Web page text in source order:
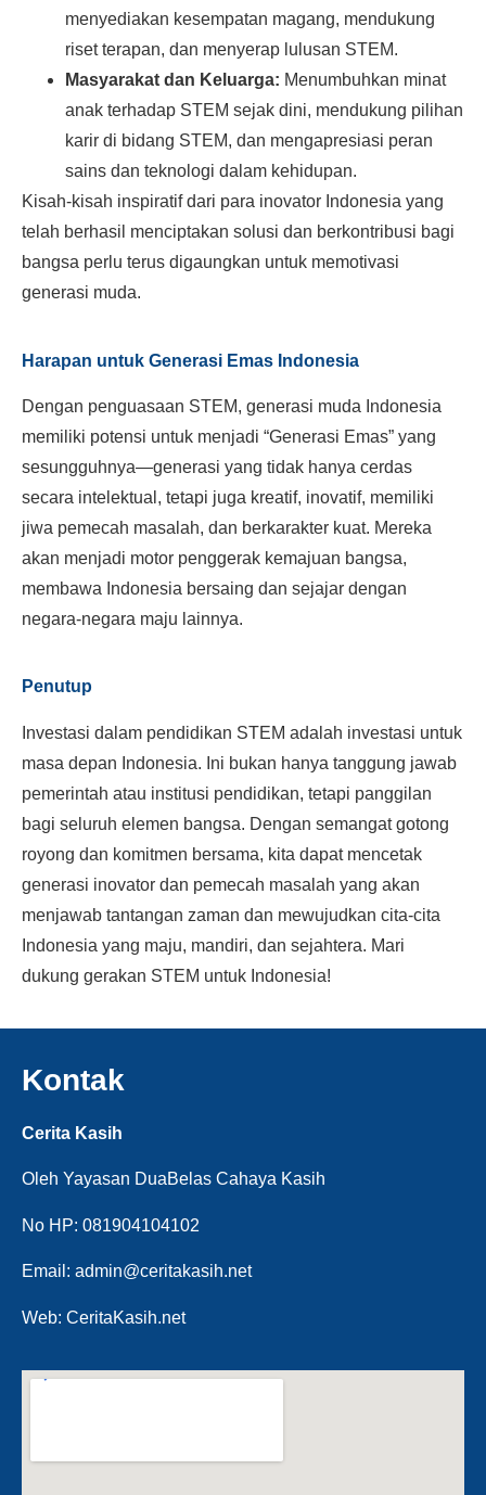
menyediakan kesempatan magang, mendukung
riset terapan, dan menyerap lulusan STEM.
Masyarakat dan Keluarga: Menumbuhkan minat
anak terhadap STEM sejak dini, mendukung pilihan
karir di bidang STEM, dan mengapresiasi peran
sains dan teknologi dalam kehidupan.
Kisah-kisah inspiratif dari para inovator Indonesia yang
telah berhasil menciptakan solusi dan berkontribusi bagi
bangsa perlu terus digaungkan untuk memotivasi
generasi muda.
Harapan untuk Generasi Emas Indonesia
Dengan penguasaan STEM, generasi muda Indonesia
memiliki potensi untuk menjadi “Generasi Emas” yang
sesungguhnya—generasi yang tidak hanya cerdas
secara intelektual, tetapi juga kreatif, inovatif, memiliki
jiwa pemecah masalah, dan berkarakter kuat. Mereka
akan menjadi motor penggerak kemajuan bangsa,
membawa Indonesia bersaing dan sejajar dengan
negara-negara maju lainnya.
Penutup
Investasi dalam pendidikan STEM adalah investasi untuk
masa depan Indonesia. Ini bukan hanya tanggung jawab
pemerintah atau institusi pendidikan, tetapi panggilan
bagi seluruh elemen bangsa. Dengan semangat gotong
royong dan komitmen bersama, kita dapat mencetak
generasi inovator dan pemecah masalah yang akan
menjawab tantangan zaman dan mewujudkan cita-cita
Indonesia yang maju, mandiri, dan sejahtera. Mari
dukung gerakan STEM untuk Indonesia!
Kontak
Cerita Kasih
Oleh Yayasan DuaBelas Cahaya Kasih
No HP: 081904104102
Email: admin@ceritakasih.net
Web: CeritaKasih.net